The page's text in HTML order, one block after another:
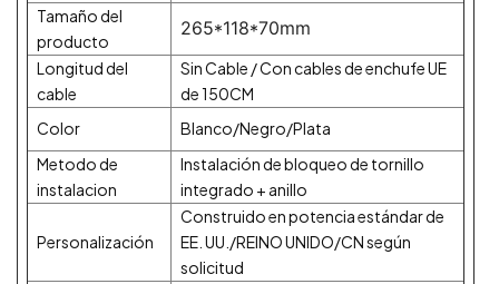
Tamaño del
producto
265*118*70mm
Longitud del
cable
Sin Cable / Con cables de enchufe UE
de 150CM
Color
Blanco/Negro/Plata
Metodo de
instalacion
Instalación de bloqueo de tornillo
integrado + anillo
Personalización
Construido en potencia estándar de
EE. UU./REINO UNIDO/CN según
solicitud